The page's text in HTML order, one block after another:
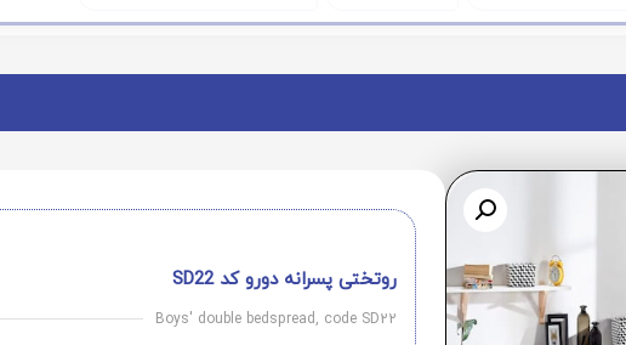
روتختی پسرانه دورو کد SD22
Boys' double bedspread, code SD22